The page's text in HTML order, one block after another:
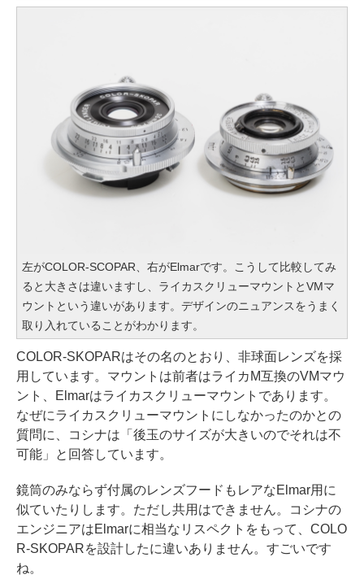
左がCOLOR-SCOPAR、右がElmarです。こうして比較してみ
ると大きさは違いますし、ライカスクリューマウントとVMマ
ウントという違いがあります。デザインのニュアンスをうまく
取り入れていることがわかります。
COLOR-SKOPARはその名のとおり、非球面レンズを採
用しています。マウントは前者はライカM互換のVMマウ
ント、Elmarはライカスクリューマウントであります。
なぜにライカスクリューマウントにしなかったのかとの
質問に、コシナは「後玉のサイズが大きいのでそれは不
可能」と回答しています。
鏡筒のみならず付属のレンズフードもレアなElmar用に
似ていたりします。ただし共用はできません。コシナの
エンジニアはElmarに相当なリスペクトをもって、COLO
R-SKOPARを設計したに違いありません。すごいです
ね。